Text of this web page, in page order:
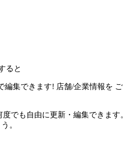
ると
編集できます! 店舗/企業情報を ご
でも自由に更新・編集できます。
。